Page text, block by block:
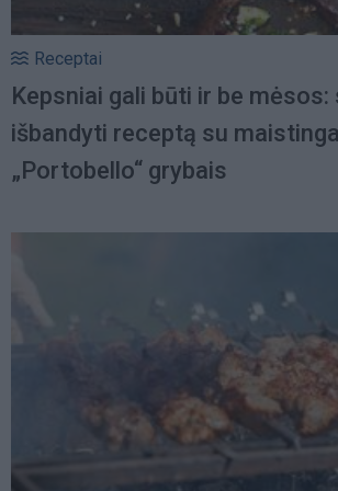
Receptai
Kepsniai gali būti ir be mėsos:
išbandyti receptą su
„Portobello“ grybais